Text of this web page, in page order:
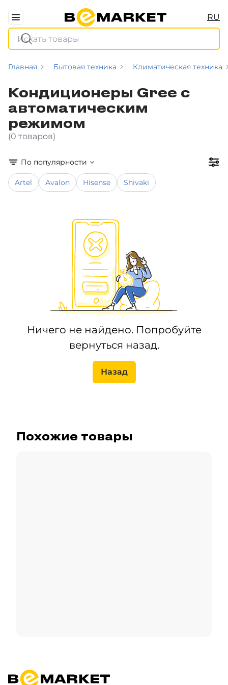
RU
Главная Бытовая техника Климатическая техника
Кондиционеры Gree с
автоматическим
режимом
(0 товаров)
По популярности
Artel Avalon Hisense Shivaki
Ничего не найдено. Попробуйте
вернуться назад.
Назад
Похожие товары